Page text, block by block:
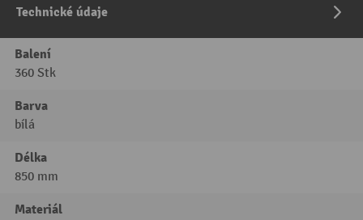
Technické údaje
Balení
360 Stk
Barva
bílá
Délka
850 mm
Materiál